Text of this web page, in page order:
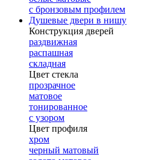
с бронзовым профилем
Душевые двери в нишу
Конструкция дверей
раздвижная
распашная
складная
Цвет стекла
прозрачное
матовое
тонированное
с узором
Цвет профиля
хром
черный матовый